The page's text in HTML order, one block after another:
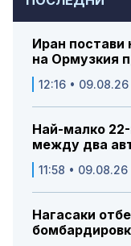
Иран постави
на Ормузкия
12:16 • 09.08.26
Най-малко
между два
11:58 • 09.08.26
Нагасаки